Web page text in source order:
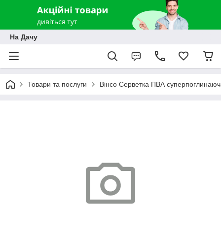
На Дачу
Товари та послуги Вінсо Серветка ПВА